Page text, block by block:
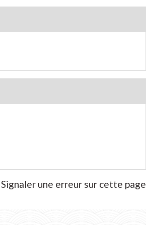
Signaler une erreur sur cette page